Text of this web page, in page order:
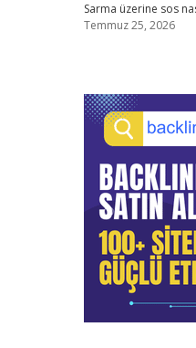
Sarma üzerine sos
Temmuz 25, 2026